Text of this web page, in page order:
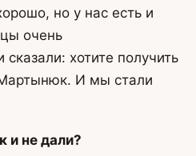
но у нас есть и
очень
хотите получить
И мы стали
и не дали?